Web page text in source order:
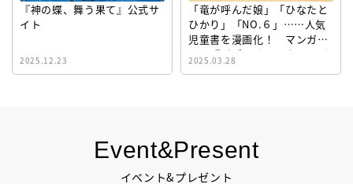
Event&Present
イベント&プレゼント
『神の蝶、舞う果て』公式サ
イト
2025.12.23
「竜が呼んだ娘」「ひなたと
ひかり」「NO.６」……人気
児童書を漫画化！ マンガサ
イト『ビブリオシリウス』誕
生！
2025.03.28